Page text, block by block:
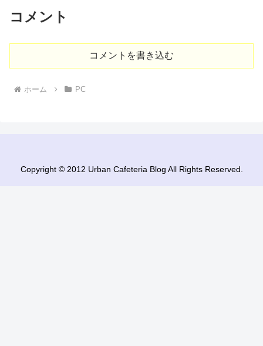
コメント
コメントを書き込む
ホーム PC
Copyright © 2012 Urban Cafeteria Blog All Rights Reserved.